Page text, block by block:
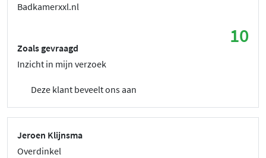
Badkamerxxl.nl
10
Zoals gevraagd
Inzicht in mijn verzoek
Deze klant beveelt ons aan
Jeroen Klijnsma
Overdinkel